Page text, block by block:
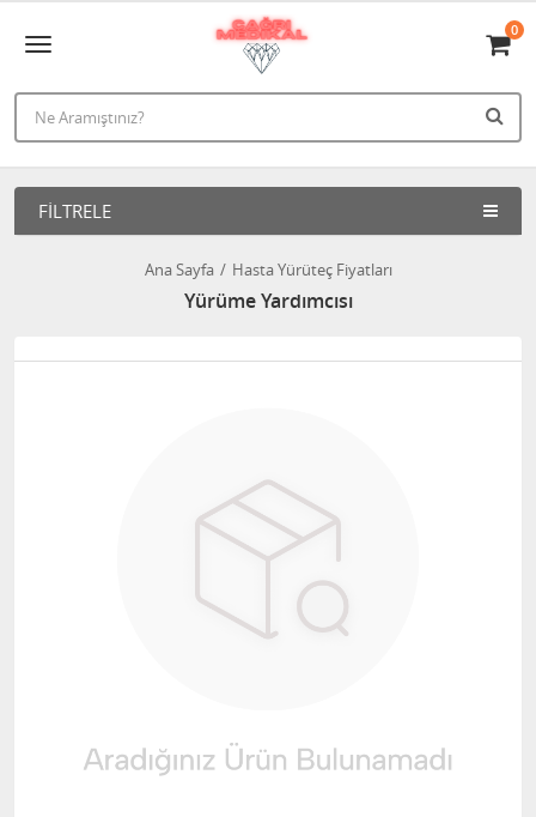
0
FILTRELE
Ana Sayfa Hasta Yürüteç Fiyatları
Yürüme Yardımcısı